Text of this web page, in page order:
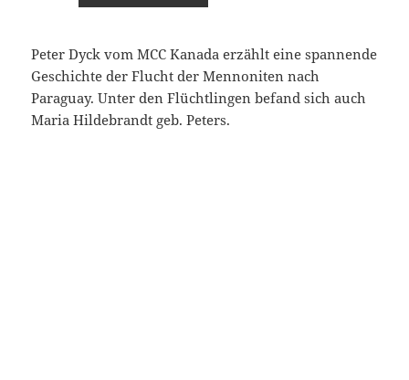
Peter Dyck vom MCC Kanada erzählt eine spannende
Geschichte der Flucht der Mennoniten nach
Paraguay. Unter den Flüchtlingen befand sich auch
Maria Hildebrandt geb. Peters.